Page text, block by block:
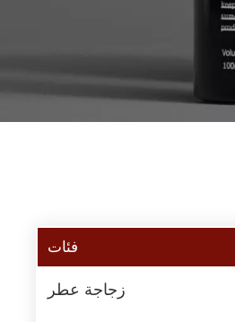
فئات
زجاجة عطر